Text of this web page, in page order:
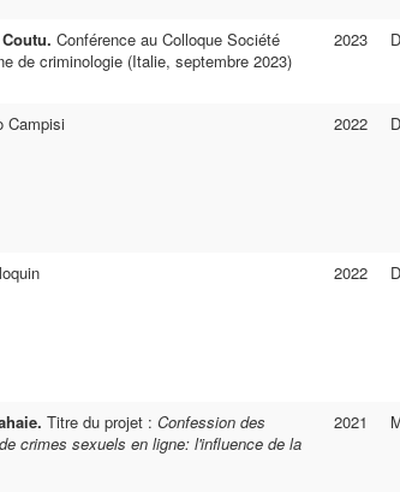
Conférence au Colloque Société
de criminologie (Italie, septembre 2023)
2023
Campisi 2022
2022
Titre du projet : Confession des
crimes sexuels en ligne: l'influence de la
2021